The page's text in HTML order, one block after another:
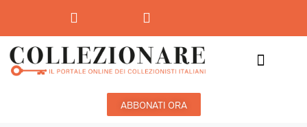
ABBONATI ORA